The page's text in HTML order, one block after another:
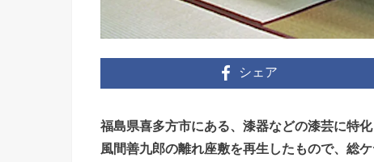
シェア
福島県喜多方市にある、漆器などの漆芸に特
風間善九郎の離れ座敷を再生したもので、総